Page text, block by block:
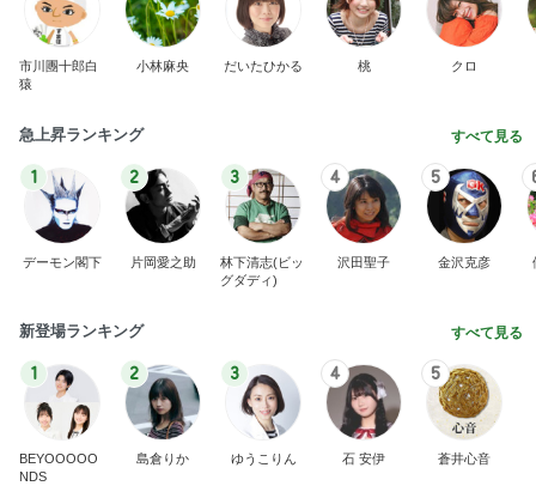
市川團十郎白
猿
小林麻央 だいたひかる 桃 クロ
急上昇ランキング すべて見る
1
デーモン閣下
2
片岡愛之助
3
林下清志(ビッ
グダディ)
4
沢田聖子
5
金沢克彦
新登場ランキング すべて見る
1
BEYOOOOO
NDS
2
島倉りか
3
ゆうこりん
4
石 安伊
5
蒼井心音